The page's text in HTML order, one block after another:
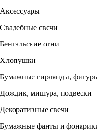
Аксессуары
Свадебные свечи
Бенгальские огни
Хлопушки
Бумажные гирлянды,
Дождик, мишура, подвески
Декоративные свечи
Бумажные фанты и